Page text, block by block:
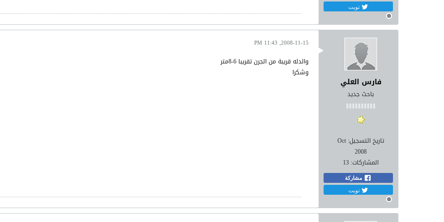
تويت
فارس العلي
باحث جديد
تاريخ التسجيل: Oct
2008
المشاركات: 13
مشاركة
تويت
2008-11-15, 11:43 PM
والدله قريبة من الجرن تقريبا 6-8متر
وشكرا